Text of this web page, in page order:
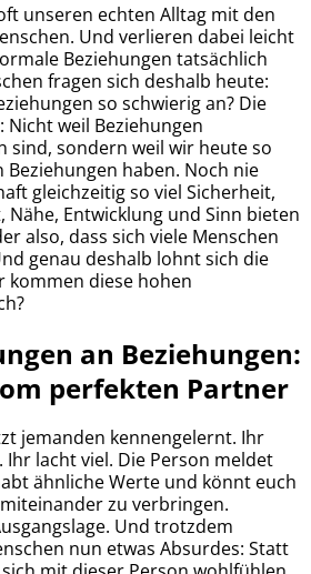
unseren echten Alltag mit den
Und verlieren dabei leicht
Beziehungen tatsächlich
fragen sich deshalb heute:
so schwierig an? Die
weil Beziehungen
sind, sondern weil wir heute so
haben. Noch nie
gleichzeitig so viel Sicherheit,
Nähe, Entwicklung und Sinn bieten
also, dass sich viele Menschen
genau deshalb lohnt sich die
kommen diese hohen
an Beziehungen:
perfekten Partner
jemanden kennengelernt. Ihr
Ihr lacht viel. Die Person meldet
ähnliche Werte und könnt euch
zu verbringen.
Und trotzdem
nun etwas Absurdes: Statt